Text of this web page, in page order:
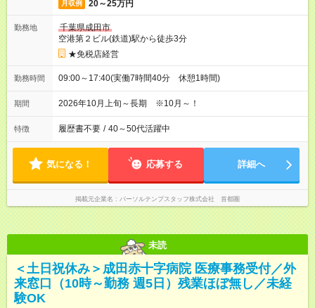
月収例 20～25万円
勤務地
千葉県成田市
空港第２ビル(鉄道)駅から徒歩3分
★免税店経営
勤務時間 09:00～17:40(実働7時間40分 休憩1時間)
期間 2026年10月上旬～長期 ※10月～！
特徴 履歴書不要 / 40～50代活躍中
気になる！ 応募する 詳細へ
掲載元企業名 パーソルテンプスタッフ株式会社 首都圏
未読
＜土日祝休み＞成田赤十字病院 医療事務受付／外
来窓口（10時～勤務 週5日）残業ほぼ無し／未経
験OK